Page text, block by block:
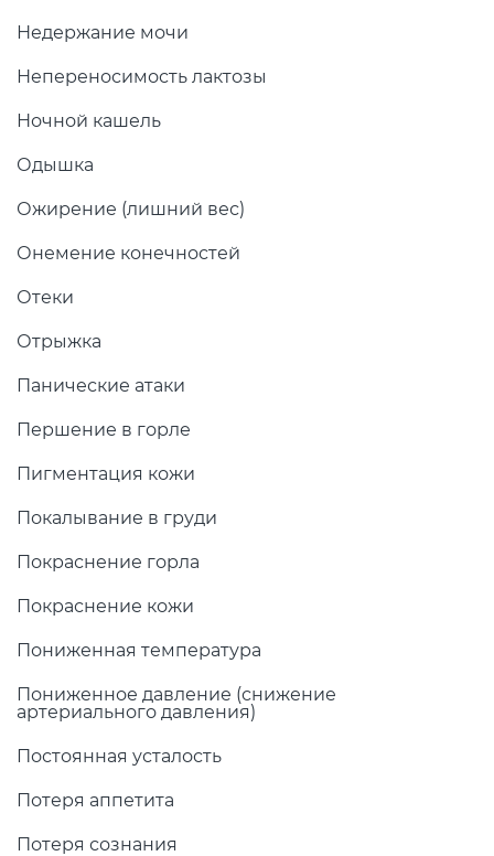
Недержание мочи
Непереносимость лактозы
Ночной кашель
Одышка
Ожирение (лишний вес)
Онемение конечностей
Отеки
Отрыжка
Панические атаки
Першение в горле
Пигментация кожи
Покалывание в груди
Покраснение горла
Покраснение кожи
Пониженная температура
Пониженное давление (снижение
артериального давления)
Постоянная усталость
Потеря аппетита
Потеря сознания